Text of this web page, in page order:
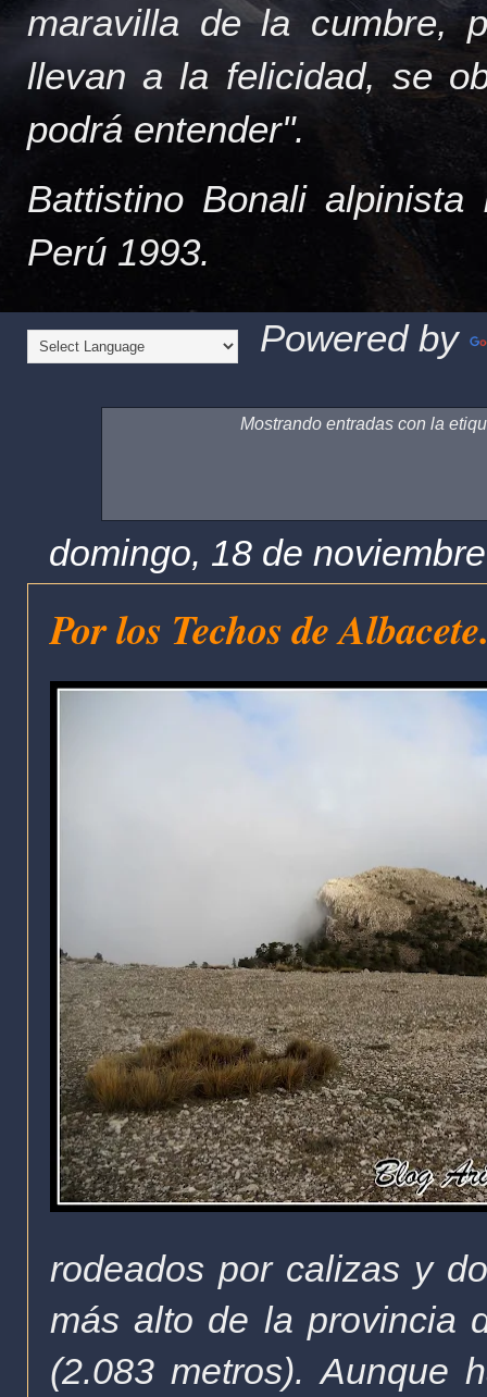
maravilla de la cumbre,
llevan a la felicidad, se
podrá entender".
Battistino Bonali
Perú 1993.
Powered by
Mostrando entradas con la
domingo, 18 de
Por los Techos de
rodeados por calizas y
más alto de la provincia
(2.083 metros).Aunque